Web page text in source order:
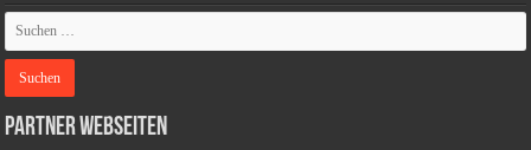
Partner Webseiten